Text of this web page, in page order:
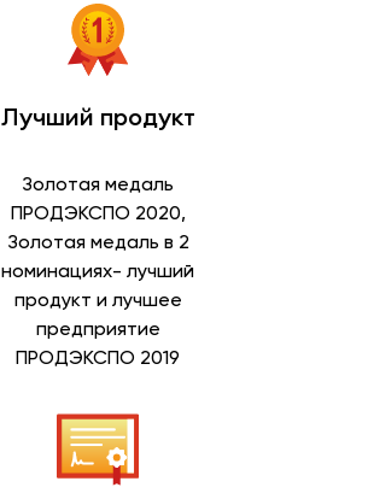
Лучший продукт
Золотая медаль
ПРОДЭКСПО 2020,
Золотая медаль в 2
номинациях- лучший
продукт и лучшее
предприятие
ПРОДЭКСПО 2019